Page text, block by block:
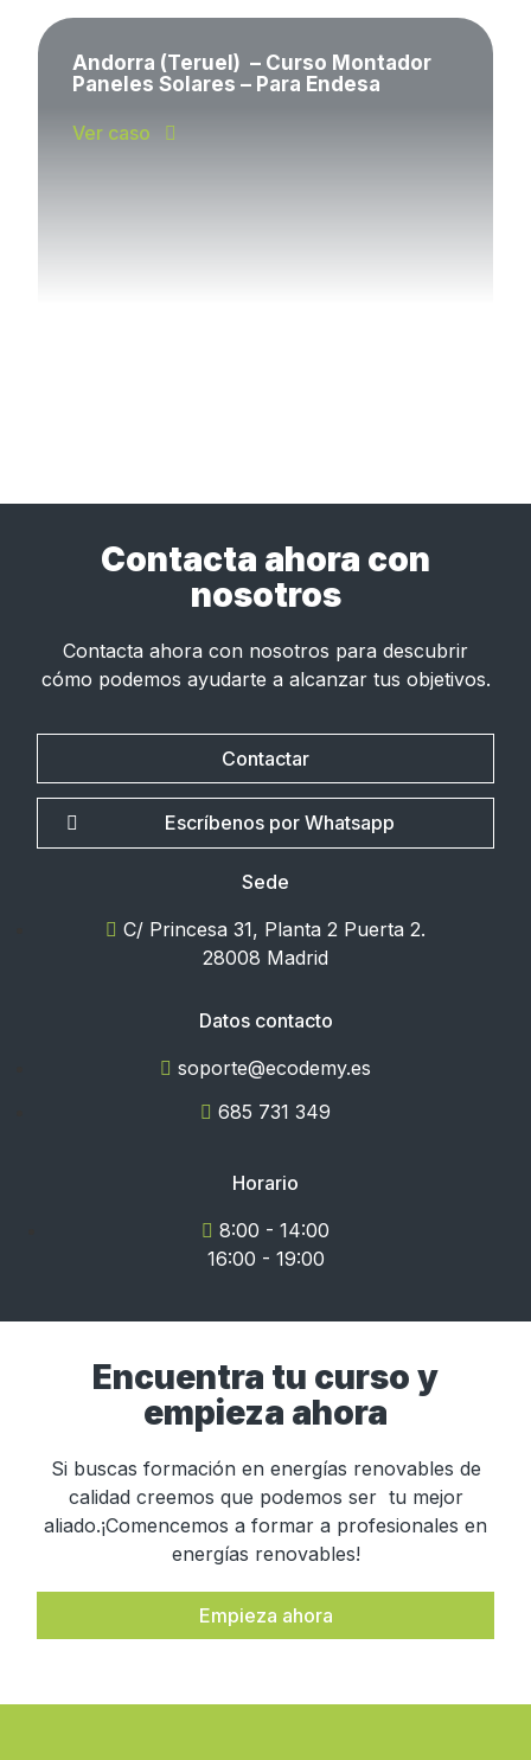
Andorra (Teruel) – Curso Montador
Paneles Solares – Para Endesa
Ver caso
Contacta ahora con
nosotros
Contacta ahora con nosotros para descubrir
cómo podemos ayudarte a alcanzar tus objetivos.
Contactar
Escríbenos por Whatsapp
Sede
C/ Princesa 31, Planta 2 Puerta 2.
28008 Madrid
Datos contacto
soporte@ecodemy.es
685 731 349
Horario
8:00 - 14:00
16:00 - 19:00
Encuentra tu curso y
empieza ahora
Si buscas formación en energías renovables de
calidad creemos que podemos ser tu mejor
aliado.¡Comencemos a formar a profesionales en
energías renovables!
Empieza ahora